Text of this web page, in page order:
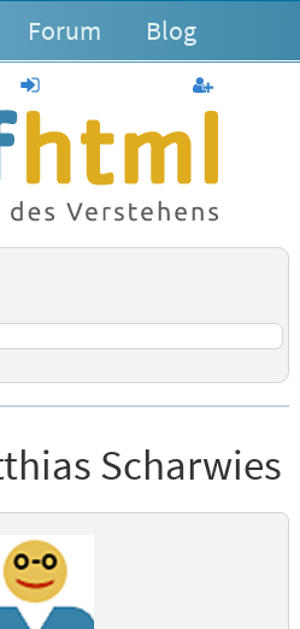
Forum Blog
anmelden
Scharwies